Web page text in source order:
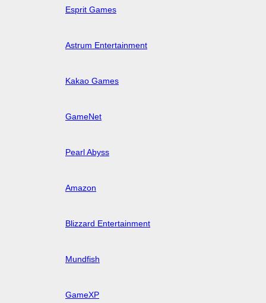
Esprit Games
Astrum Entertainment
Kakao Games
GameNet
Pearl Abyss
Amazon
Blizzard Entertainment
Mundfish
GameXP